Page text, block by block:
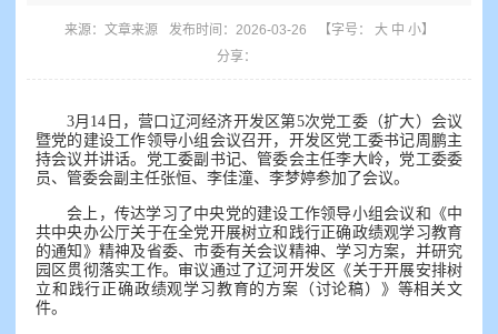
来源： 文章来源 发布时间：2026-03-26 【字号： 大 中 小】
分享：
3月14日，营口辽河经济开发区第5次党工委（扩大）会议
暨党的建设工作领导小组会议召开，开发区党工委书记周鹏主
持会议并讲话。党工委副书记、管委会主任李大岭，党工委委
员、管委会副主任张恒、李佳潼、李梦婷参加了会议。
会上，传达学习了中央党的建设工作领导小组会议和《中
共中央办公厅关于在全党开展树立和践行正确政绩观学习教育
的通知》精神及省委、市委有关会议精神、学习方案，并研究
园区贯彻落实工作。审议通过了辽河开发区《关于开展安排树
立和践行正确政绩观学习教育的方案（讨论稿）》等相关文
件。